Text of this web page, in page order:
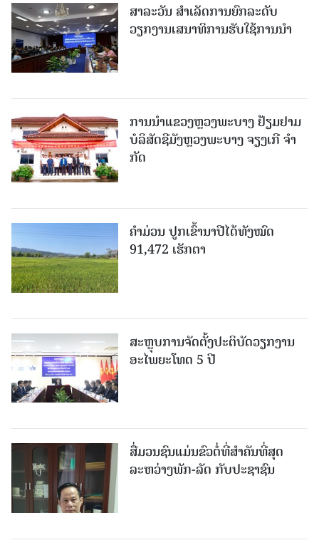
ສາລະວັນ ສໍາເລັດການຍົກລະດັບ
ວຽກງານເສນາທິການຮັບໃຊ້ການນໍາ
ການນຳແຂວງຫຼວງພະບາງ ຢ້ຽມ​ຢາມ
ບໍ​ລິ​ສັດຊີມັງຫຼວງພະບາງ ຈຽງເກີ ຈໍາ
ກັດ
ຄໍາມ່ວນ ປູກເຂົ້ານາປີໄດ້ທັງໝົດ
91,472 ເຮັກຕາ
ສະຫຼຸບການຈັດຕັ້ງປະຕິບັດວຽກງານ
ອະໄພຍະໂທດ 5 ປີ
ສື່ມວນຊົນແມ່ນຂົວຕໍ່ທີ່ສໍາຄັນທີ່ສຸດ
ລະຫວ່າງພັກ-ລັດ ກັບປະຊາຊົນ